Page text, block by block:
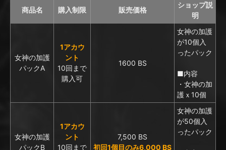
商品名 購入制限 販売価格
ショップ説
明
女神の加護
パックA
1アカウ
ント
10回まで
購入可
1600 BS
女神の加護
が10個入
ったパック
■内容
・女神の加
護ｘ10個
女神の加護
パックB
1アカウ
ント
10回まで
7,500 BS
初回1個目のみ6,000 BS
女神の加護
が50個入
ったパック